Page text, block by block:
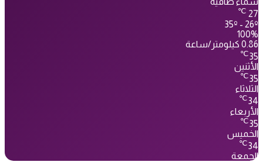
27
℃
35º - 26º
100%
0.86 كيلومتر/ساعة
35
℃
الأثنين
35
℃
الثلاثاء
34
℃
الأربعاء
35
℃
الخميس
34
℃
الجمعة